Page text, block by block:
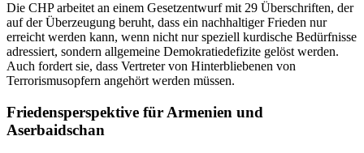
Die CHP arbeitet an einem Gesetzentwurf mit 29 Überschriften, der
auf der Überzeugung beruht, dass ein nachhaltiger Frieden nur
erreicht werden kann, wenn nicht nur speziell kurdische Bedürfnisse
adressiert, sondern allgemeine Demokratiedefizite gelöst werden.
Auch fordert sie, dass Vertreter von Hinterbliebenen von
Terrorismusopfern angehört werden müssen.
Friedensperspektive für Armenien und
Aserbaidschan